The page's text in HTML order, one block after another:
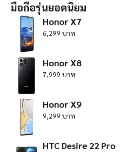
มือถือรุ่นยอดนิยม
Honor X7
6,299 บาท
Honor X8
7,999 บาท
Honor X9
9,299 บาท
HTC Desire 22 Pro